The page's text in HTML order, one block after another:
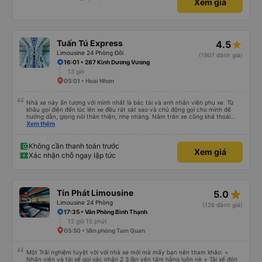
Xem giá
Tuấn Tú Express
Limousine 24 Phòng Đôi
4.5
(1907 đánh giá)
16:01 • 287 Kinh Dương Vương
13 giờ
05:01 • Hoài Nhơn
Nhà xe này ấn tượng với mình nhất là bác tài và anh nhân viên phụ xe. Từ
khâu gọi điện đến lúc lên xe đều rát sát sao và chủ động gọi cho mình để
hướng dẫn, giọng nói thân thiện, nhẹ nhàng. Nằm trên xe cũng khá thoải
mái, chăn nệm nước suối đầy đủ. Chuyến xe của mình hầu hết là các cô bác
nhưng các anh hướng dẫn mình xuống ở đây không có ma nào dám chở đâu
( vì đây là địa bàn của thế lực xe ôm ngầm, dân chơi cỏ kẹo ke...) Và thế là
mình được chở xuống Ngã 3 thành , nơi sáng sủa an toàn hơn. Một Chuyến
Xem thêm
Không cần thanh toán trước
Xác nhận chỗ ngay lập tức
Xem giá
Tín Phát Limousine
Limousine 24 Phòng
5.0 star_rate
(126 đánh giá)
17:35 • Văn Phòng Bình Thạnh
12 giờ 15 phút
05:50 • Văn phòng Tam Quan
Một Trãi nghiệm tuyệt vời với nhà xe mới mà mấy bạn nên tham khảo: +
Nhân viên và tài xế gọi xác nhận 2 3 lần yên tâm hẵng luôn nè + Tài xế đón